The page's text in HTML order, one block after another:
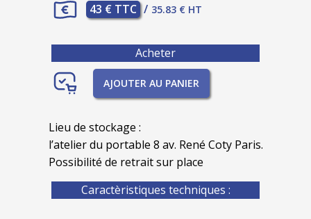
43 € TTC / 35.83 € HT
Acheter
AJOUTER AU PANIER
Lieu de stockage :
l’atelier du portable 8 av. René Coty Paris.
Possibilité de retrait sur place
Caractèristiques techniques :